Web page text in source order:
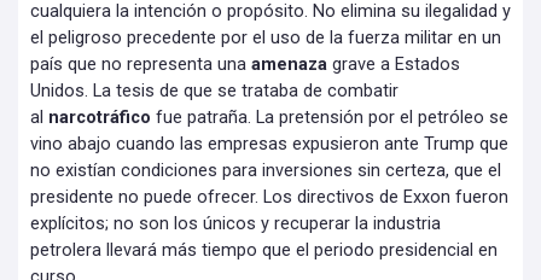
cualquiera la intención o propósito. No elimina su ilegalidad y
el peligroso precedente por el uso de la fuerza militar en un
país que no representa una amenaza grave a Estados
Unidos. La tesis de que se trataba de combatir
al narcotráfico fue patraña. La pretensión por el petróleo se
vino abajo cuando las empresas expusieron ante Trump que
no existían condiciones para inversiones sin certeza, que el
presidente no puede ofrecer. Los directivos de Exxon fueron
explícitos; no son los únicos y recuperar la industria
petrolera llevará más tiempo que el periodo presidencial en